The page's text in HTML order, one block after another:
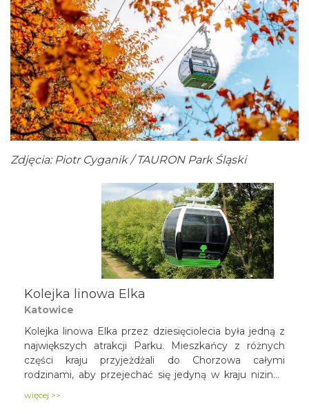
Zdjęcia: Piotr Cyganik / TAURON Park Śląski
Kolejka linowa Elka
Katowice
Kolejka linowa Elka przez dziesięciolecia była jedną z
największych atrakcji Parku. Mieszkańcy z różnych
części kraju przyjeżdżali do Chorzowa całymi
rodzinami, aby przejechać się jedyną w kraju nizinną
Elka została ponownie uruchomiona.
więcej >>